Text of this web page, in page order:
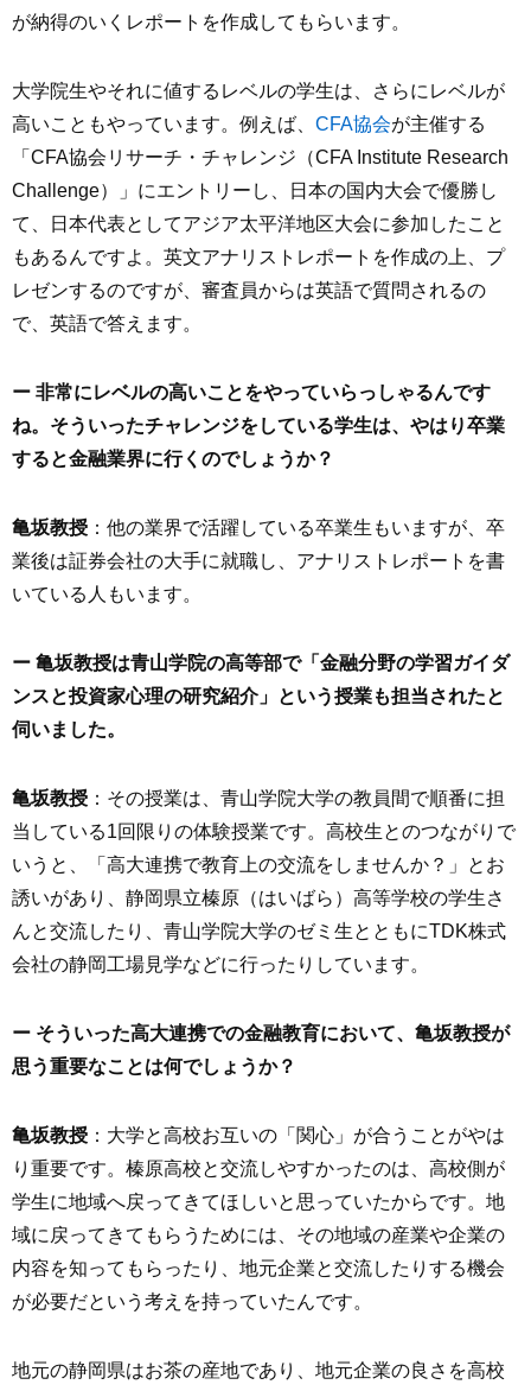
が納得のいくレポートを作成してもらいます。
大学院生やそれに値するレベルの学生は、さらにレベルが
高いこともやっています。例えば、 CFA協会が主催する
「CFA協会リサーチ・チャレンジ（CFA Institute Research
Challenge）」にエントリーし、日本の国内大会で優勝し
て、日本代表としてアジア太平洋地区大会に参加したこと
もあるんですよ。英文アナリストレポートを作成の上、プ
レゼンするのですが、審査員からは英語で質問されるの
で、英語で答えます。
ー 非常にレベルの高いことをやっていらっしゃるんです
ね。そういったチャレンジをしている学生は、やはり卒業
すると金融業界に行くのでしょうか？
亀坂教授 ：他の業界で活躍している卒業生もいますが、卒
業後は証券会社の大手に就職し、アナリストレポートを書
いている人もいます。
ー 亀坂教授は青山学院の高等部で「金融分野の学習ガイダ
ンスと投資家心理の研究紹介」という授業も担当されたと
伺いました。
亀坂教授 ：その授業は、青山学院大学の教員間で順番に担
当している1回限りの体験授業です。高校生とのつながりで
いうと、「高大連携で教育上の交流をしませんか？」とお
誘いがあり、静岡県立榛原（はいばら）高等学校の学生さ
んと交流したり、青山学院大学のゼミ生とともにTDK株式
会社の静岡工場見学などに行ったりしています。
ー そういった高大連携での金融教育において、亀坂教授が
思う重要なことは何でしょうか？
亀坂教授 ：大学と高校お互いの「関心」が合うことがやは
り重要です。榛原高校と交流しやすかったのは、高校側が
学生に地域へ戻ってきてほしいと思っていたからです。地
域に戻ってきてもらうためには、その地域の産業や企業の
内容を知ってもらったり、地元企業と交流したりする機会
が必要だという考えを持っていたんです。
地元の静岡県はお茶の産地であり、地元企業の良さを高校